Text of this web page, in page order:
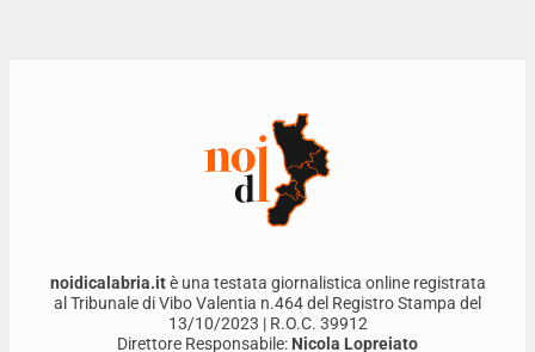
noidicalabria.itè una testata giornalistica online registrata
al Tribunale di Vibo Valentia n.464 del Registro Stampa del
13/10/2023 | R.O.C. 39912
Direttore Responsabile: Nicola Lopreiato